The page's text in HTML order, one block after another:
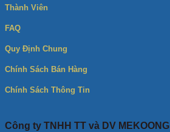
Thành Viên
FAQ
Quy Định Chung
Chính Sách Bán Hàng
Chính Sách Thông Tin
Công ty TNHH TT và DV MEKOONG